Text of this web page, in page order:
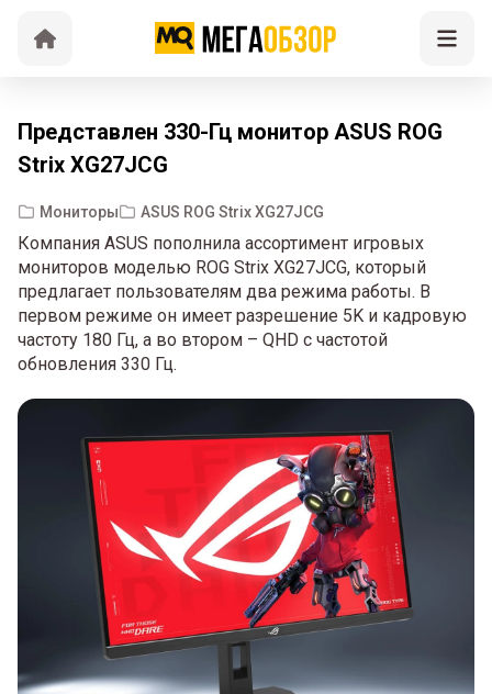
Представлен 330-Гц монитор ASUS ROG
Strix XG27JCG
Мониторы ASUS ROG Strix XG27JCG
Компания ASUS пополнила ассортимент игровых
мониторов моделью ROG Strix XG27JCG, который
предлагает пользователям два режима работы. В
первом режиме он имеет разрешение 5K и кадровую
частоту 180 Гц, а во втором – QHD с частотой
обновления 330 Гц.